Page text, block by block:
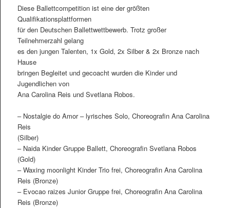
Diese Ballettcompetition ist eine der größten
Qualifikationsplattformen
für den Deutschen Ballettwettbewerb. Trotz großer
Teilnehmerzahl gelang
es den jungen Talenten, 1x Gold, 2x Silber & 2x Bronze nach
Hause
bringen Begleitet und gecoacht wurden die Kinder und
Jugendlichen von
Ana Carolina Reis und Svetlana Robos.
– Nostalgie do Amor – lyrisches Solo, Choreografin Ana Carolina
Reis
(Silber)
– Naida Kinder Gruppe Ballett, Choreografin Svetlana Robos
(Gold)
– Waxing moonlight Kinder Trio frei, Choreografin Ana Carolina
Reis (Bronze)
– Evocao raizes Junior Gruppe frei, Choreografin Ana Carolina
Reis (Bronze)